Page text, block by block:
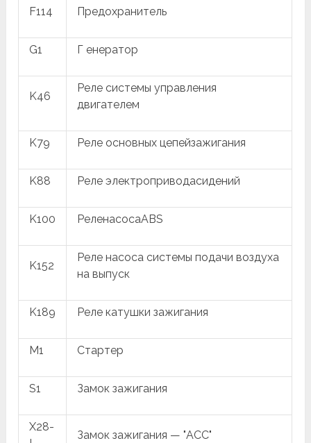
F114 Предохранитель
G1 Г енератор
K46
Реле системы управления
двигателем
K79 Реле основных цепейзажигания
K88 Реле электроприводасидений
K100 РеленасосаABS
K152
Реле насоса системы подачи воздуха
на выпуск
K189 Реле катушки зажигания
M1 Стартер
S1 Замок зажигания
X28-
Замок зажигания — "ACC"